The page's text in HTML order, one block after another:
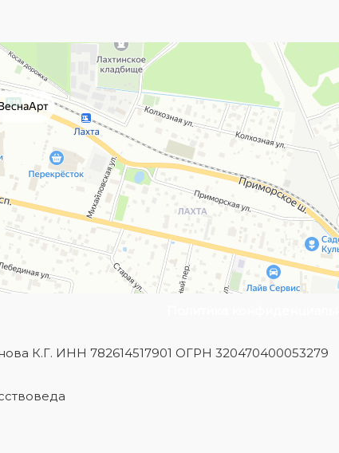
К.Г. ИНН 782614517901 ОГРН 320470400053279